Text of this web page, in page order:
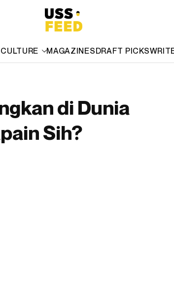
MAGAZINESDRAFT PICKS
di Dunia
Sih?